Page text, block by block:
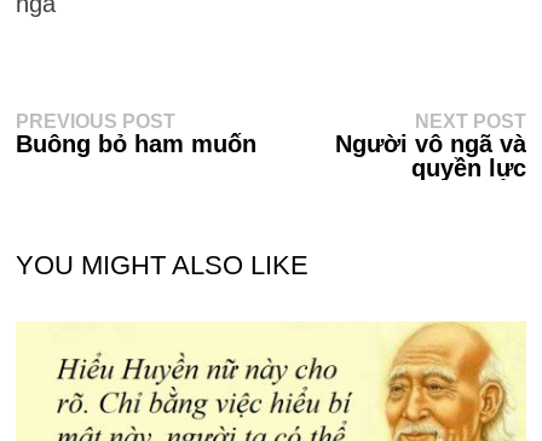
Điều
hướng
PREVIOUS POSTPrevious
post:
Buông bỏ ham muốn
NEXT POST
Người vô ngã và
quyền lực
YOU MIGHT ALSO LIKE